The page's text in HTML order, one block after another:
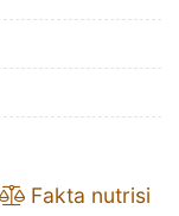
Fakta nutrisi